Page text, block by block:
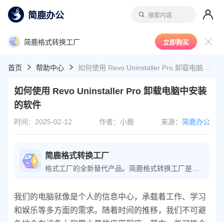
简鹿办公 搜索内容
简鹿格式转换工厂 立即购买
首页 帮助中心
如何使用 Revo Uninstaller Pro 卸载电脑中安装
的软件
时间：2025-02-12 作者：小鹿 来源： 简鹿办公
简鹿格式转换工厂
我们的电脑就像是个人的信息中心，承载着工作、学习
和娱乐等多方面的需求。随着时间的推移，我们不可避